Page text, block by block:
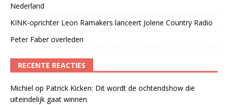
Nederland
KINK-oprichter Leon Ramakers lanceert Jolene Country Radio
Peter Faber overleden
RECENTE REACTIES
Michiel op Patrick Kicken: Dit wordt de ochtendshow die
uiteindelijk gaat winnen